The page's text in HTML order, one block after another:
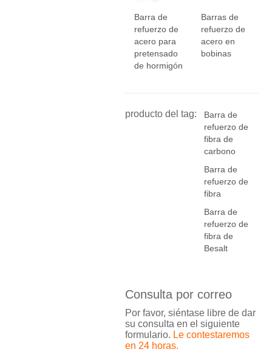
Barra de
refuerzo de
acero para
pretensado
de hormigón
Barras de
refuerzo de
acero en
bobinas
producto del tag:
Barra de
refuerzo de
fibra de
carbono
Barra de
refuerzo de
fibra
Barra de
refuerzo de
fibra de
Besalt
Consulta por correo
Por favor, siéntase libre de dar
su consulta en el siguiente
formulario. Le contestaremos
en 24 horas.